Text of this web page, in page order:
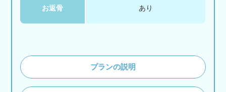
お返骨 あり
プランの説明